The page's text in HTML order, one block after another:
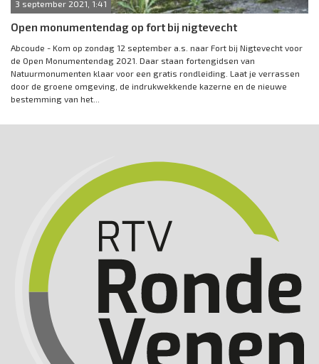
3 september 2021, 1:41
Open monumentendag op fort bij nigtevecht
Abcoude - Kom op zondag 12 september a.s. naar Fort bij Nigtevecht voor
de Open Monumentendag 2021. Daar staan fortengidsen van
Natuurmonumenten klaar voor een gratis rondleiding. Laat je verrassen
door de groene omgeving, de indrukwekkende kazerne en de nieuwe
bestemming van het...